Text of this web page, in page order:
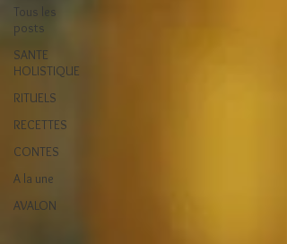
Tous les
posts
SANTE
HOLISTIQUE
RITUELS
RECETTES
CONTES
A la une
AVALON